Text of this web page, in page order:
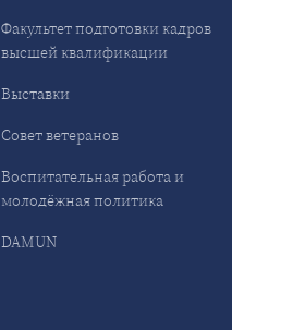
Факультет подготовки кадров
высшей квалификации
Выставки
Совет ветеранов
Воспитательная работа и
молодёжная политика
DAMUN